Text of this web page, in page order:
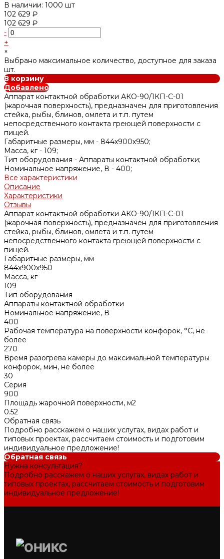
В наличии: 1000 шт
102 629 ₽
102 629 ₽
-
+
×
Выбрано максимальное количество, доступное для заказа
шт.
В корзину
Добавлено
Аппарат контактной обработки АКО-90/1КП-С-01
(жарочная поверхность), предназначен для приготовления
стейка, рыбы, блинов, омлета и т.п. путем
непосредственного контакта греющей поверхности с
пищей.
Габаритные размеры, мм - 844x900х950;
Масса, кг - 109;
Тип оборудования - Аппараты контактной обработки;
Номинальное напряжение, В - 400;
Все характеристики
Описание
Характеристики
Отзывы
Аппарат контактной обработки АКО-90/1КП-С-01
(жарочная поверхность), предназначен для приготовления
стейка, рыбы, блинов, омлета и т.п. путем
непосредственного контакта греющей поверхности с
пищей.
Габаритные размеры, мм
844x900х950
Масса, кг
109
Тип оборудования
Аппараты контактной обработки
Номинальное напряжение, В
400
Рабочая температура на поверхности конфорок, °C, не
более
270
Время разогрева камеры до максимальной температуры
конфорок, мин, не более
30
Серия
900
Площадь жарочной поверхности, м2
0.52
Обратная связь
Подробно расскажем о наших услугах, видах работ и
типовых проектах, рассчитаем стоимость и подготовим
индивидуальное предложение!
Обратная связь
Нужна консультация?
Подробно расскажем о наших услугах, видах работ и
типовых проектах, рассчитаем стоимость и подготовим
индивидуальное предложение!